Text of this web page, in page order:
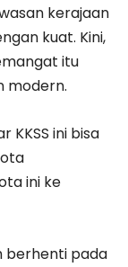
kerajaan
kuat. Kini,
itu
modern.
KKSS ini bisa
ini ke
berhenti pada